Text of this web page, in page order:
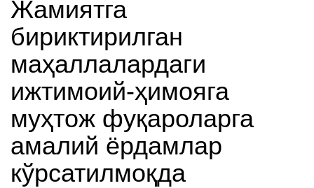
Жамиятга
бириктирилган
маҳаллалардаги
ижтимоий-ҳимояга
муҳтож фуқароларга
амалий ёрдамлар
кўрсатилмоқда